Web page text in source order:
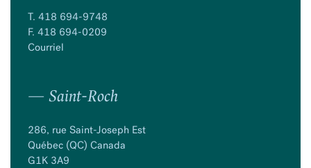
T. 418 694-9748
F. 418 694-0209
Courriel
— Saint-Roch
286, rue Saint-Joseph Est
Québec (QC) Canada
G1K 3A9